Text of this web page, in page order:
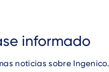
informado
noticias sobre Ingenico.